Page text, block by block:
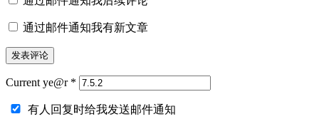
通过邮件通知我有新文章
Current ye@r *
有人回复时给我发送邮件通知